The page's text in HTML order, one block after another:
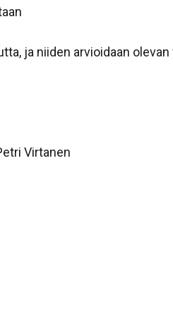
ja niiden arvioidaan
Virtanen